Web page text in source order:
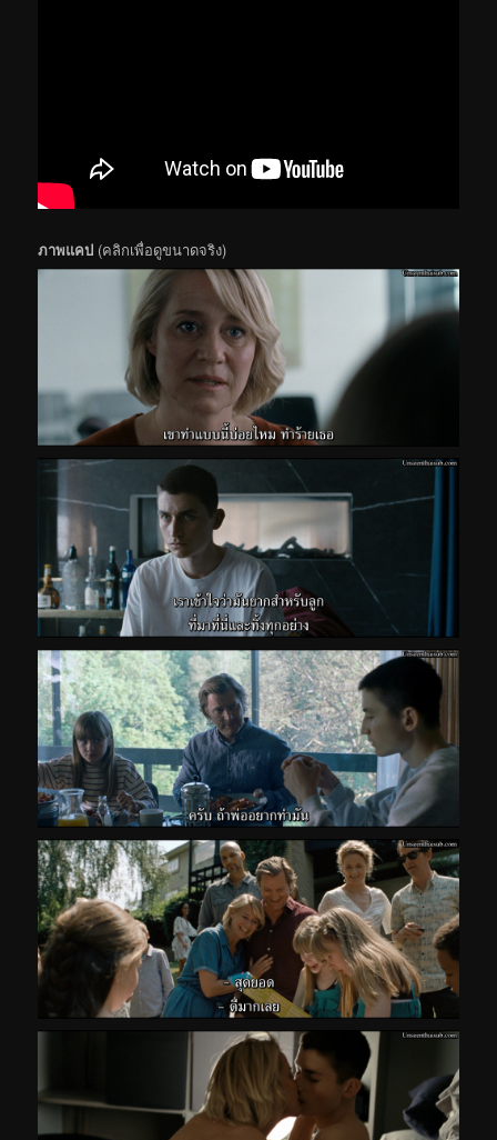
ภาพแคป (คลิกเพื่อดูขนาดจริง)